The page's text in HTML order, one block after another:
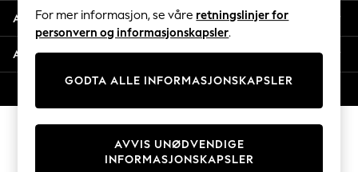
Trending: Clogs
Toy Story
THE SET
Coats & Jackets
Sweatshirts & Hoodies
Knitwear
Cardigans
Dresses
Avdelinger
Andre tjenester
For mer informasjon, se våre retningslinjer for
personvern og informasjonskapsler.
GODTA ALLE INFORMASJONSKAPSLER
AVVIS UNØDVENDIGE
INFORMASJONSKAPSLER